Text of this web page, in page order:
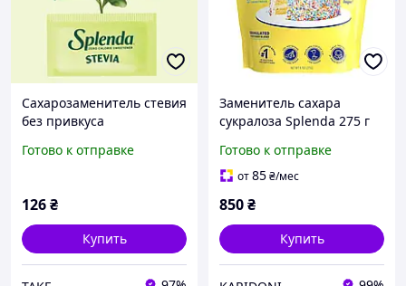
Сахарозаменитель стевия
без привкуса
(20 пакетиков) поштучно.
Готово к отправке
126₴
Купить
Заменитель сахара
сукралоза Splenda 275 г
Готово к отправке
от85₴/мес
850₴
Купить